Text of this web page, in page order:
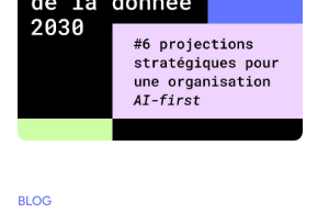
BLOG